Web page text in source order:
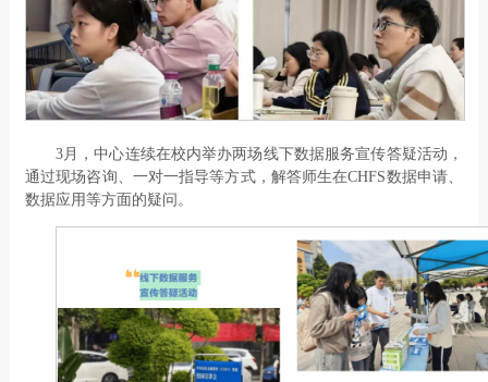
3月，中心连续在校内举办两场线下数据服务宣传答疑活动，
通过现场咨询、一对一指导等方式，解答师生在CHFS数据申请、
数据应用等方面的疑问。